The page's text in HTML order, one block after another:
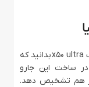
خوب است پیش از اقدام به خرید جارو رباتیک x50 ultra بدانید که
در ساخت این جارو
از هم تشخیص دهد.